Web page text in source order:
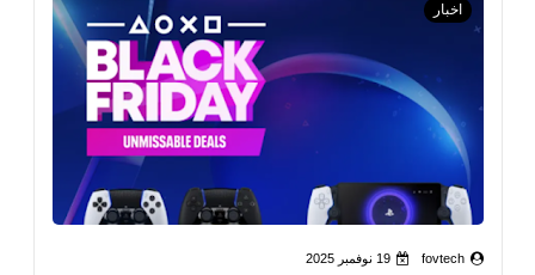
اخبار
fovtech 19 نوفمبر 2025